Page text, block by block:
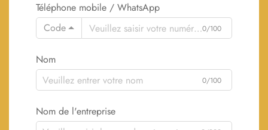
Téléphone mobile / WhatsApp
Code
0/100
Nom
0/100
Nom de l'entreprise